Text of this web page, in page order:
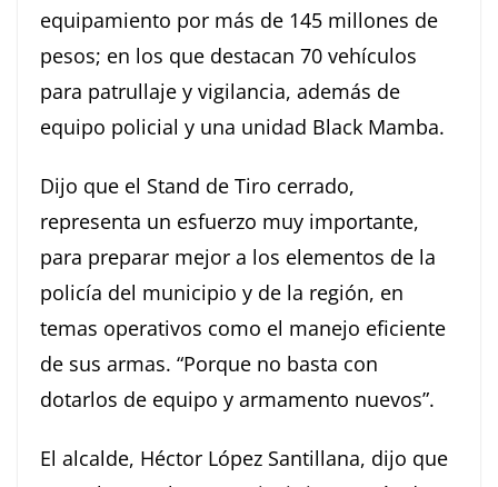
equipamiento por más de 145 millones de
pesos; en los que destacan 70 vehículos
para patrullaje y vigilancia, además de
equipo policial y una unidad Black Mamba.
Dijo que el Stand de Tiro cerrado,
representa un esfuerzo muy importante,
para preparar mejor a los elementos de la
policía del municipio y de la región, en
temas operativos como el manejo eficiente
de sus armas. “Porque no basta con
dotarlos de equipo y armamento nuevos”.
El alcalde, Héctor López Santillana, dijo que